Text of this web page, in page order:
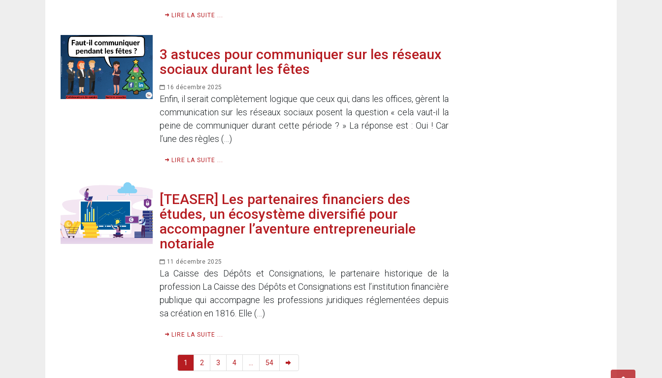
LIRE LA SUITE ...
3 astuces pour communiquer sur les réseaux
sociaux durant les fêtes
16 décembre 2025
Enfin, il serait complètement logique que ceux qui, dans les offices, gèrent la
communication sur les réseaux sociaux posent la question « cela vaut-il la
peine de communiquer durant cette période ? » La réponse est : Oui ! Car
l’une des règles (…)
LIRE LA SUITE ...
[TEASER] Les partenaires financiers des
études, un écosystème diversifié pour
accompagner l’aventure entrepreneuriale
notariale
11 décembre 2025
La Caisse des Dépôts et Consignations, le partenaire historique de la
profession La Caisse des Dépôts et Consignations est l’institution financière
publique qui accompagne les professions juridiques réglementées depuis
sa création en 1816. Elle (…)
LIRE LA SUITE ...
1 2 3 4 ... 54